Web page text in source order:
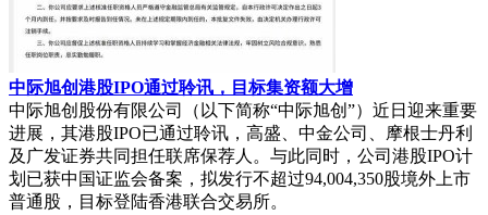
这些风趣幽默、博学多才的地理老师，究竟师从何方？河南大
学环境与规划学院的学科教学（地理）专业，就是培养这类人
学、科研、管理等工作的高层次应用型人才，为省内外中学输
送了大批优秀的地理教师。或许，你怀念的那位地理老师，就
曾在这里深造过。
中际旭创港股IPO通过聆讯，目标集资额大增
中际旭创股份有限公司（以下简称“中际旭创”）近日迎来重要
进展，其港股IPO已通过聆讯，高盛、中金公司、摩根士丹利
及广发证券共同担任联席保荐人。与此同时，公司港股IPO计
划已获中国证监会备案，拟发行不超过94,004,350股境外上市
普通股，目标登陆香港联合交易所。